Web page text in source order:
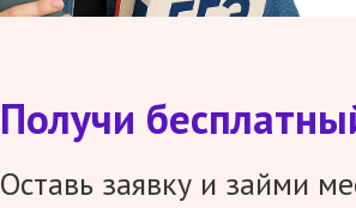
Получи
Оставь заявку и займи